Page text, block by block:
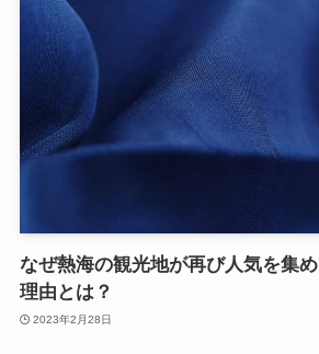
なぜ熱海の観光地が再び人気を集
理由とは？
2023年2月28日